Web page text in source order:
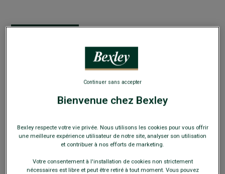
Derbies homme Velours Havane semelle cuir -
89,00 € FINS DE SÉRIE
Payez en plusieurs fois dès 199€ d'achat
EXCLU WEB
Bienvenue chez Bexley
Bexley respecte votre vie privée. Nous utilisons les cookies pour vous offrir
une meilleure expérience utilisateur de notre site, analyser son utilisation
et contribuer à nos efforts de marketing.
Votre consentement à l'installation de cookies non strictement
nécessaires est libre et peut être retiré à tout moment. Vous pouvez
Continuer sans accepter